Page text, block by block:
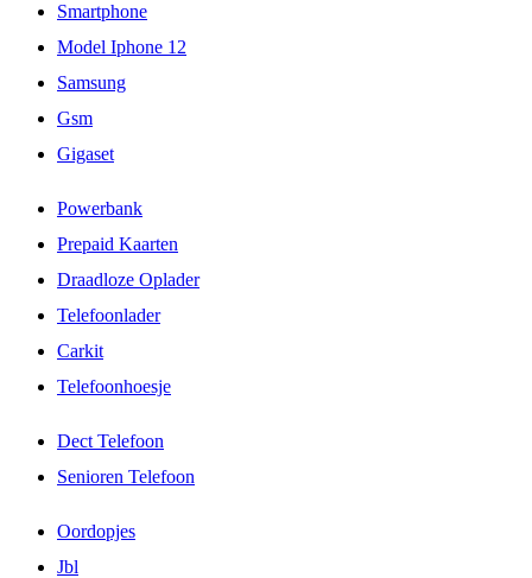
Smartphone
Model Iphone 12
Samsung
Gsm
Gigaset
Powerbank
Prepaid Kaarten
Draadloze Oplader
Telefoonlader
Carkit
Telefoonhoesje
Dect Telefoon
Senioren Telefoon
Oordopjes
Jbl